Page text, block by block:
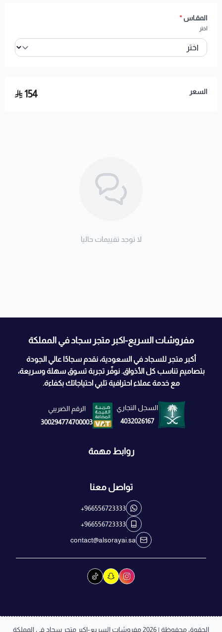
المقـاس*
اختر
السعر 154
لا توجد تقييمات حاليا
مفروشات السريع-اكبر متجر سجاد في المملكة
أكبر متجر للسجاد في السعودية، نقدم سجادًا عالي الجودة
بتصاميم تناسب كل الأذواق. نوفّر تجربة تسوق سهلة وسريعة،
مع خدمة عملاء احترافية تلبي احتياجاتك بكفاءة.
السجل التجاري
4032026167
الرقم الضريبي
300294774700003
روابط مهمة
تواصل معنا
+966556723333
+966556723333
contact@alsorayai.sa
الحقوق محفوظة | 2026 مفروشات السريع-اكبر متجر سجاد في المملكة